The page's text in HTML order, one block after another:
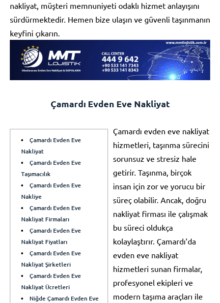
nakliyat, müşteri memnuniyeti odaklı hizmet anlayışını
sürdürmektedir. Hemen bize ulaşın ve güvenli taşınmanın
keyfini çıkarın.
Çamardı Evden Eve Nakliyat
Çamardı Evden Eve
Nakliyat
Çamardı Evden Eve
Taşımacılık
Çamardı Evden Eve
Nakliye
Çamardı Evden Eve
Nakliyat Firmaları
Çamardı Evden Eve
Nakliyat Fiyatları
Çamardı Evden Eve
Nakliyat Şirketleri
Çamardı Evden Eve
Nakliyat Ücretleri
Niğde Çamardı Evden Eve
Çamardı evden eve nakliyat
hizmetleri, taşınma sürecini
sorunsuz ve stresiz hale
getirir. Taşınma, birçok
insan için zor ve yorucu bir
süreç olabilir. Ancak, doğru
nakliyat firması ile çalışmak
bu süreci oldukça
kolaylaştırır. Çamardı’da
evden eve nakliyat
hizmetleri sunan firmalar,
profesyonel ekipleri ve
modern taşıma araçları ile